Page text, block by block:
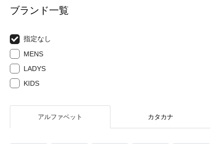
ブランド一覧
指定なし
MENS
LADYS
KIDS
アルファベット カタカナ